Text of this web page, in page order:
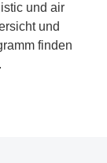
und air
und
finden